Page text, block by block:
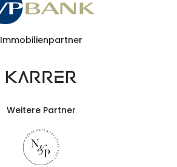
Immobilienpartner
Weitere Partner